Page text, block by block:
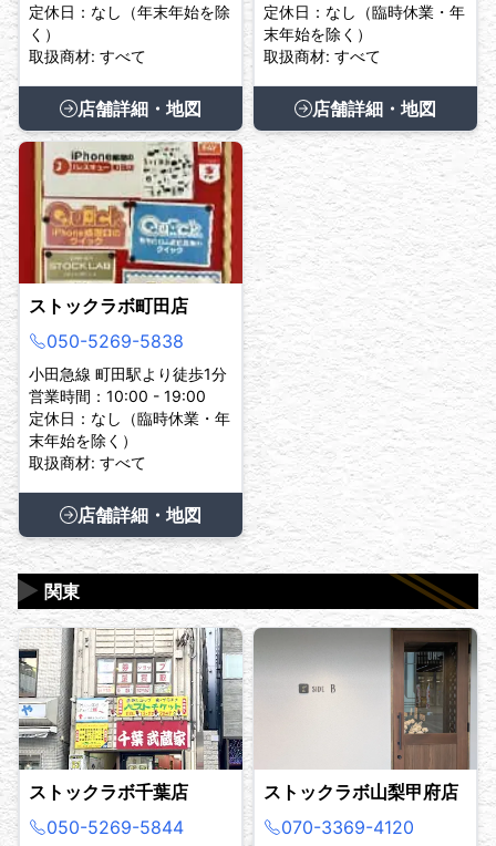
定休日：なし（年末年始を除
く）
取扱商材: すべて
店舗詳細・地図
定休日：なし（臨時休業・年
末年始を除く）
取扱商材: すべて
店舗詳細・地図
ストックラボ町田店
050-5269-5838
小田急線 町田駅より徒歩1分
営業時間：10:00 - 19:00
定休日：なし（臨時休業・年
末年始を除く）
取扱商材: すべて
店舗詳細・地図
関東
▶
ストックラボ千葉店
050-5269-5844
ストックラボ山梨甲府店
070-3369-4120